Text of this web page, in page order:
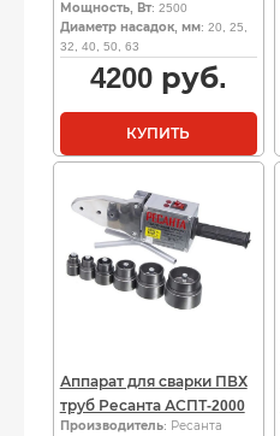
Мощность, Вт: 2500
Диаметр насадок, мм: 20, 25,
32, 40, 50, 63
4200руб.
КУПИТЬ
Аппарат для сварки ПВХ
труб Ресанта АСПТ-2000
Производитель: Ресанта